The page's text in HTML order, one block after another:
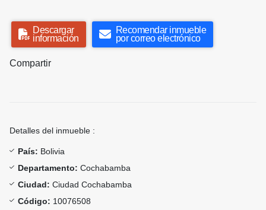
Descargar
información
Recomendar inmueble
por correo electrónico
Compartir
Detalles del inmueble :
País: Bolivia
Departamento: Cochabamba
Ciudad: Ciudad Cochabamba
Código: 10076508